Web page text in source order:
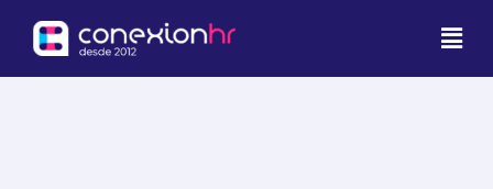
contenido